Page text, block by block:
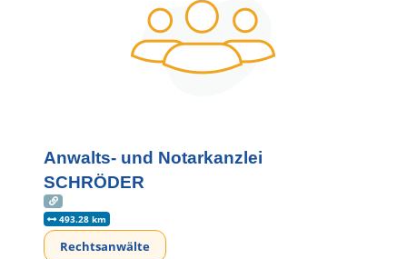
Anwalts- und Notarkanzlei
SCHRÖDER
493.28 km
Rechtsanwälte